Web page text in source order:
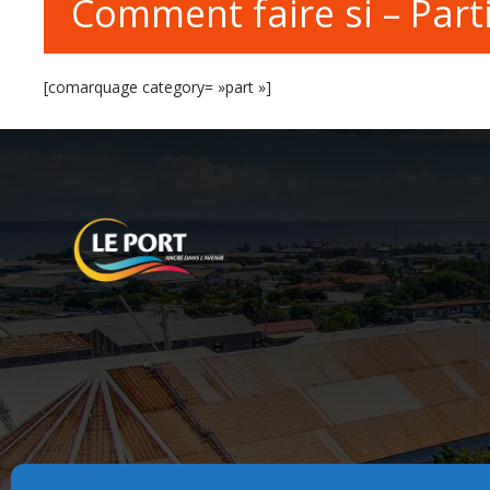
Comment faire si –
[comarquage category= »part »]